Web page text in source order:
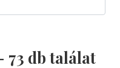
73 db találat